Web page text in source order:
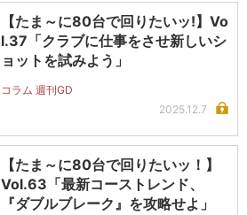
【たま～に80台で回りたいッ!】Vo
l.37「クラブに仕事をさせ新しいシ
ョットを試みよう」
コラム 週刊GD
2025.12.7
【たま～に80台で回りたいッ！】
Vol.63「最新コーストレンド、
『ダブルブレーク』を攻略せよ」